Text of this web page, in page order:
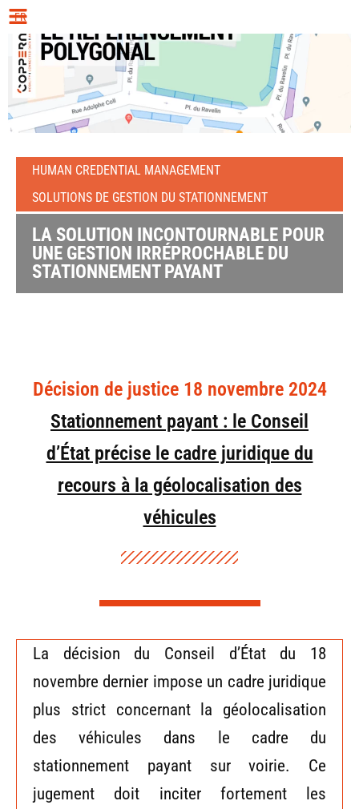
FR
HUMAN CREDENTIAL MANAGEMENT
SOLUTIONS DE GESTION DU STATIONNEMENT
LA SOLUTION INCONTOURNABLE POUR
UNE GESTION IRRÉPROCHABLE DU
STATIONNEMENT PAYANT
Décision de justice 18 novembre 2024
Stationnement payant : le Conseil
d’État précise le cadre juridique du
recours à la géolocalisation des
véhicules
La décision du Conseil d’État du 18
novembre dernier impose un cadre juridique
plus strict concernant la géolocalisation
des véhicules dans le cadre du
stationnement payant sur voirie. Ce
jugement doit inciter fortement les